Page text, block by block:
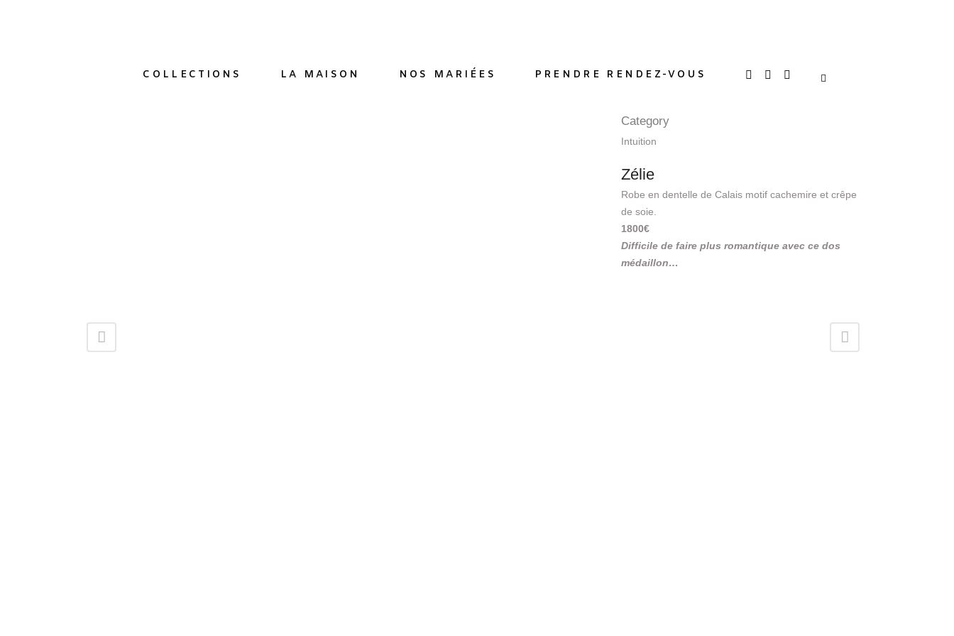
COLLECTIONS LA MAISON NOS MARIÉES PRENDRE RENDEZ-VOUS
Category
Intuition
Zélie
Robe en dentelle de Calais motif cachemire et crêpe
de soie.
1800€
Difficile de faire plus romantique avec ce dos
médaillon…